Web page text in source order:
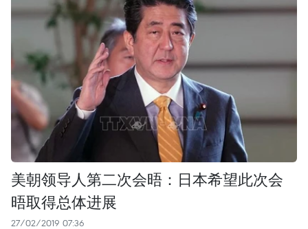
美朝领导人第二次会晤：日本希望此次会
晤取得总体进展
27/02/2019 07:36